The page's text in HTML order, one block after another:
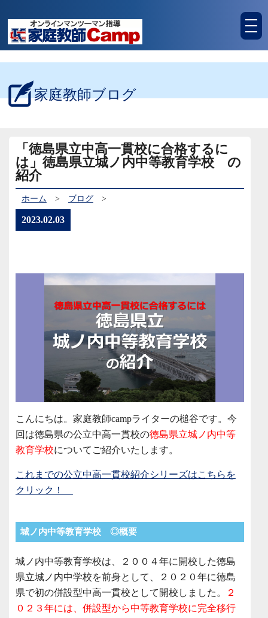
家庭教師ブログ
「徳島県立中高一貫校に合格するに
は」徳島県立城ノ内中等教育学校 の
紹介
ホーム > ブログ >
2023.02.03
こんにちは。家庭教師campライターの槌谷です。今
回は徳島県の公立中高一貫校の徳島県立城ノ内中等
教育学校についてご紹介いたします。
これまでの公立中高一貫校紹介シリーズはこちらを
クリック！
城ノ内中等教育学校 ◎概要
城ノ内中等教育学校は、２００４年に開校した徳島
県立城ノ内中学校を前身として、２０２０年に徳島
県で初の併設型中高一貫校として開校しました。
２
０２３年には、併設型から中等教育学校に完全移行